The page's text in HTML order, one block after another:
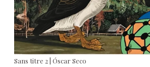
Sans titre 2 | Óscar Seco